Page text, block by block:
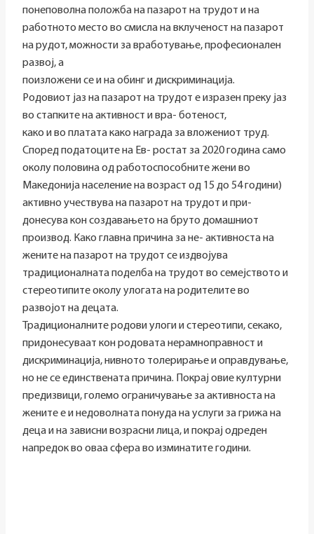
понеповолна положба на пазарот на трудот и на
работното место во смисла на вклученост на пазарот
на рудот, можности за вработување, професионален
развој, а
поизложени се и на обинг и дискриминација.
Родовиот јаз на пазарот на трудот е изразен преку јаз
во стапките на активност и вра- ботеност,
како и во платата како награда за вложениот труд.
Според податоците на Ев- ростат за 2020 година само
околу половина од работоспособните жени во
Македонија население на возраст од 15 до 54 години)
активно учествува на пазарот на трудот и при-
донесува кон создавањето на бруто домашниот
производ. Како главна причина за не- активноста на
жените на пазарот на трудот се издвојува
традиционалната поделба на трудот во семејството и
стереотипите околу улогата на родителите во
развојот на децата.
Традиционалните родови улоги и стереотипи, секако,
придонесуваат кон родовата нерамноправност и
дискриминација, нивното толерирање и оправдување,
но не се единствената причина. Покрај овие културни
предизвици, големо ограничување за активноста на
жените е и недоволната понуда на услуги за грижа на
деца и на зависни возрасни лица, и покрај одреден
напредок во оваа сфера во изминатите години.